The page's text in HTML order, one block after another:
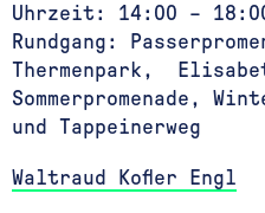
Uhrzeit: 14:00 –
Rundgang:
Thermenpark,
Sommerpromenade,
und Tappeinerweg
Waltraud Kofler Engl